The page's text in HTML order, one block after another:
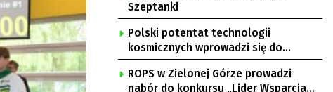
Szeptanki
Polski potentat technologii
kosmicznych wprowadzi się do
Zielonej Góry
ROPS w Zielonej Górze prowadzi
nabór do konkursu „Lider Wsparcia